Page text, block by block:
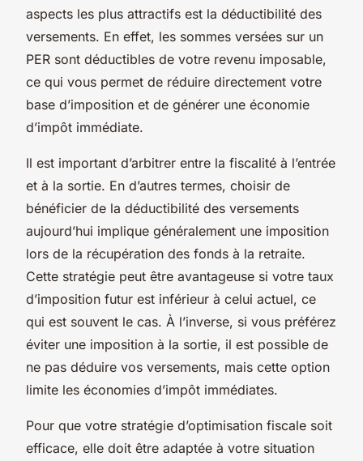
aspects les plus attractifs est la déductibilité des
versements. En effet, les sommes versées sur un
PER sont déductibles de votre revenu imposable,
ce qui vous permet de réduire directement votre
base d’imposition et de générer une économie
d’impôt immédiate.
Il est important d’arbitrer entre la fiscalité à l’entrée
et à la sortie. En d’autres termes, choisir de
bénéficier de la déductibilité des versements
aujourd’hui implique généralement une imposition
lors de la récupération des fonds à la retraite.
Cette stratégie peut être avantageuse si votre taux
d’imposition futur est inférieur à celui actuel, ce
qui est souvent le cas. À l’inverse, si vous préférez
éviter une imposition à la sortie, il est possible de
ne pas déduire vos versements, mais cette option
limite les économies d’impôt immédiates.
Pour que votre stratégie d’optimisation fiscale soit
efficace, elle doit être adaptée à votre situation